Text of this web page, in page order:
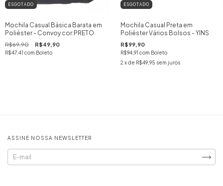
ESGOTADO
Mochila Casual Básica Barata em
Poliéster - Convoy cor:PRETO
R$69,90 R$49,90
R$47,41 com Boleto
ESGOTADO
Mochila Casual Preta em
Poliéster Vários Bolsos - YINS
R$99,90
R$94,91 com Boleto
2 x de R$49,95 sem juros
ASSINE NOSSA NEWSLETTER